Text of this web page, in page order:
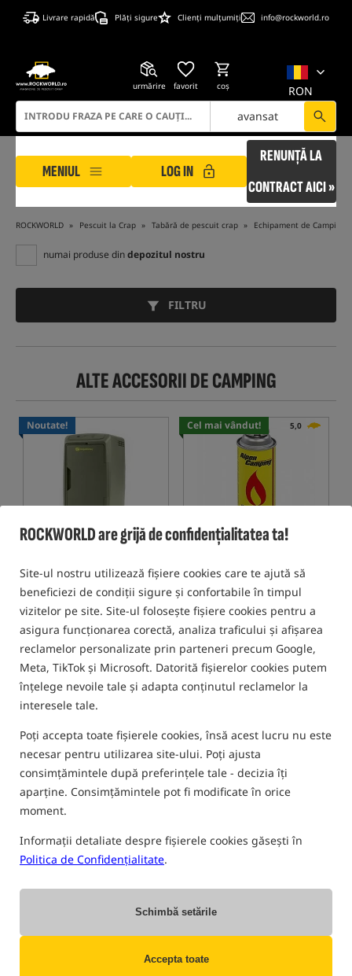
ROCKWORLD are grijă de confidențialitatea ta!
Site-ul nostru utilizează fișiere cookies care te ajută să
beneficiezi de condiții sigure și confortabile în timpul
vizitelor pe site. Site-ul folosește fișiere cookies pentru a
asigura funcționarea corectă, analiza traficului și afișarea
reclamelor personalizate prin parteneri precum Google,
Meta, TikTok și Microsoft. Datorită fișierelor cookies putem
înțelege nevoile tale și adapta conținutul reclamelor la
interesele tale.
Poți accepta toate fișierele cookies, însă acest lucru nu este
necesar pentru utilizarea site-ului. Poți ajusta
consimțămintele după preferințele tale - decizia îți
aparține. Consimțămintele pot fi modificate în orice
moment.
Informații detaliate despre fișierele cookies găsești în
Politica de Confidențialitate.
Schimbă setările
Accepta toate
Livrare rapidă Plăți sigure Clienți mulțumiți info@rockworld.ro
RON
urmărire favorit coş
avansat
MENIUL LOG IN
RENUNȚĂ LA
CONTRACT AICI »
ROCKWORLD Pescuit la Crap Tabără de pescuit crap Echipament de Camping
numai produse dindepozitul nostru
FILTRU
ALTE ACCESORII DE CAMPING
Noutate!
RidgeMonkey CombiChilla 18 Litre – frigider portabil 12V cu funcție de răcire și încălzire
822,14RON
primesti7,25 pct
CUMPĂRĂ
Cel mai vândut! 5,0
Alpen Camping
7,66RON
primesti 0,07 pct
CUMPĂRĂ
Cel mai vândut!
Seven Oaks Heater
Centrala termică pe gaz Seven Oaks
1 109,95RON
Trakker Armolife BBQ V2
182,71RON
primesti